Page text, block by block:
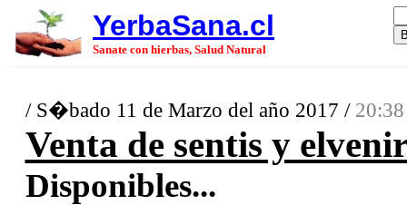
YerbaSana.cl
Sanate con hierbas, Salud Natural
/ S�bado 11 de Marzo del año 2017 /
Venta de sentis y
Disponibles...